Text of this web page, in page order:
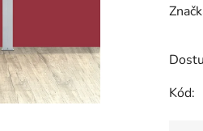
je
z
Kód: